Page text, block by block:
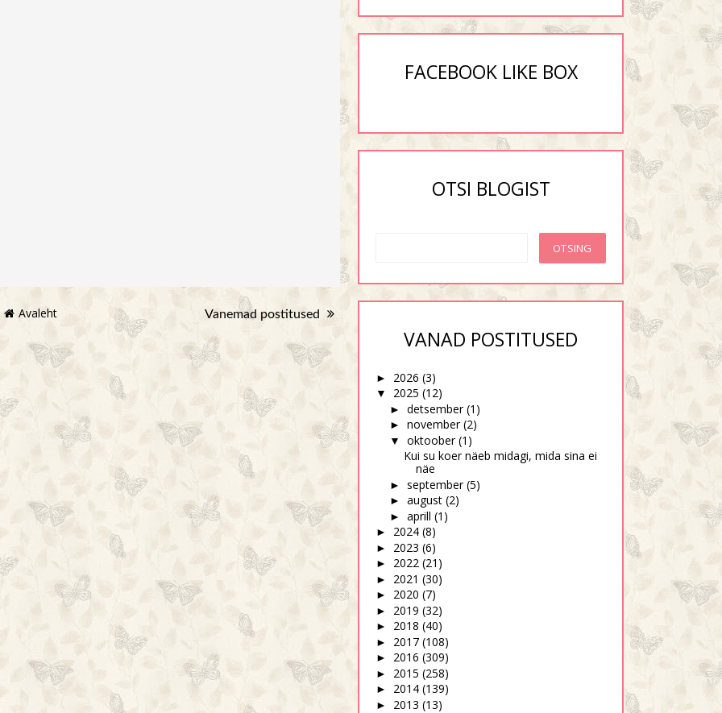
Vanemad postitused
Avaleht
FACEBOOK LIKE BOX
OTSI BLOGIST
VANAD POSTITUSED
► 2026 (3)
▼ 2025 (12)
► detsember (1)
► november (2)
▼ oktoober (1)
Kui su koer näeb midagi, mida sina ei
näe
► september (5)
► august (2)
► aprill (1)
► 2024 (8)
► 2023 (6)
► 2022 (21)
► 2021 (30)
► 2020 (7)
► 2019 (32)
► 2018 (40)
► 2017 (108)
► 2016 (309)
► 2015 (258)
► 2014 (139)
► 2013 (13)